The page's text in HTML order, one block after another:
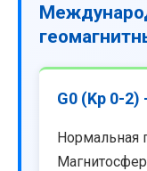
G0 (Kp 0-2)
Нормальная